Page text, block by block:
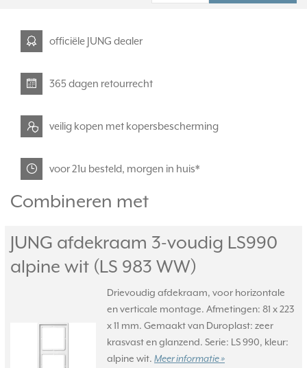
officiële JUNG dealer
365 dagen retourrecht
veilig kopen met kopersbescherming
voor 21u besteld, morgen in huis*
Combineren met
JUNG afdekraam 3-voudig LS990
alpine wit (LS 983 WW)
Drievoudig afdekraam, voor horizontale
en verticale montage. Afmetingen: 81 x 223
x 11 mm. Gemaakt van Duroplast: zeer
krasvast en glanzend. Serie: LS 990, kleur:
alpine wit. Meer informatie »